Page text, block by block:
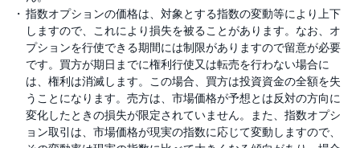
指数オプションの価格は、対象とする指数の変動等により上下
しますので、これにより損失を被ることがあります。なお、オ
プションを行使できる期間には制限がありますので留意が必要
です。買方が期日までに権利行使又は転売を行わない場合に
は、権利は消滅します。この場合、買方は投資資金の全額を失
うことになります。売方は、市場価格が予想とは反対の方向に
変化したときの損失が限定されていません。また、指数オプシ
ョン取引は、市場価格が現実の指数に応じて変動しますので、